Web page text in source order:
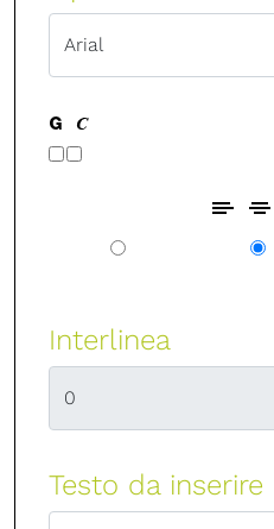
Interlinea
Testo da inserire